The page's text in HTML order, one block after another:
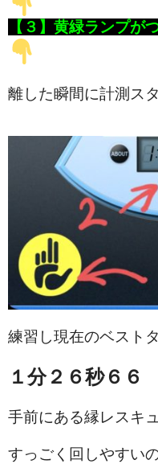
【３】黄緑ランプが
離した瞬間に計測ス
練習し現在のベスト
１分２６秒６６
手前にある縁レスキ
すっごく回しやすい